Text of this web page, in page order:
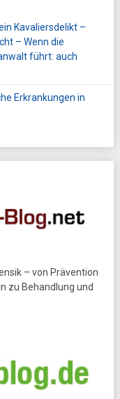
Kavaliersdelikt –
– Wenn die
führt: auch
Erkrankungen in
– von Prävention
zu Behandlung und